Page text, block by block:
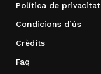
Política de privacitat
Condicions d’ús
Crèdits
Faq